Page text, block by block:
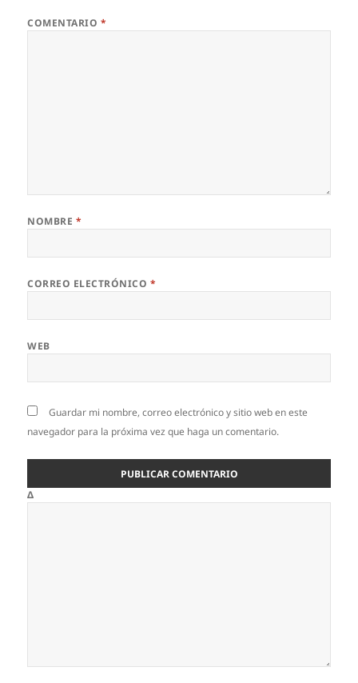
COMENTARIO *
NOMBRE *
CORREO ELECTRÓNICO *
WEB
Guardar mi nombre, correo electrónico y sitio web en este
navegador para la próxima vez que haga un comentario.
Δ